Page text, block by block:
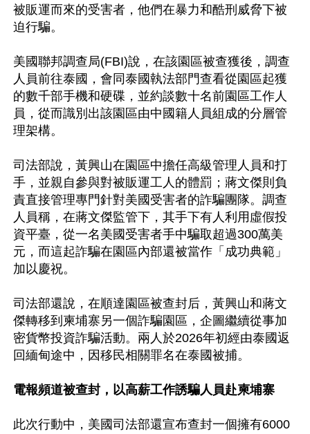
被販運而來的受害者，他們在暴力和酷刑威脅下被
迫行騙。
美國聯邦調查局(FBI)說，在該園區被查獲後，調查
人員前往泰國，會同泰國執法部門查看從園區起獲
的數千部手機和硬碟，並約談數十名前園區工作人
員，從而識別出該園區由中國籍人員組成的分層管
理架構。
司法部說，黃興山在園區中擔任高級管理人員和打
手，並親自參與對被販運工人的體罰；蔣文傑則負
責直接管理專門針對美國受害者的詐騙團隊。調查
人員稱，在蔣文傑監管下，其手下有人利用虛假投
資平臺，從一名美國受害者手中騙取超過300萬美
元，而這起詐騙在園區內部還被當作「成功典範」
加以慶祝。
司法部還說，在順達園區被查封后，黃興山和蔣文
傑轉移到柬埔寨另一個詐騙園區，企圖繼續從事加
密貨幣投資詐騙活動。兩人於2026年初經由泰國返
回緬甸途中，因移民相關罪名在泰國被捕。
電報頻道被查封，以高薪工作誘騙人員赴柬埔寨
此次行動中，美國司法部還宣布查封一個擁有6000